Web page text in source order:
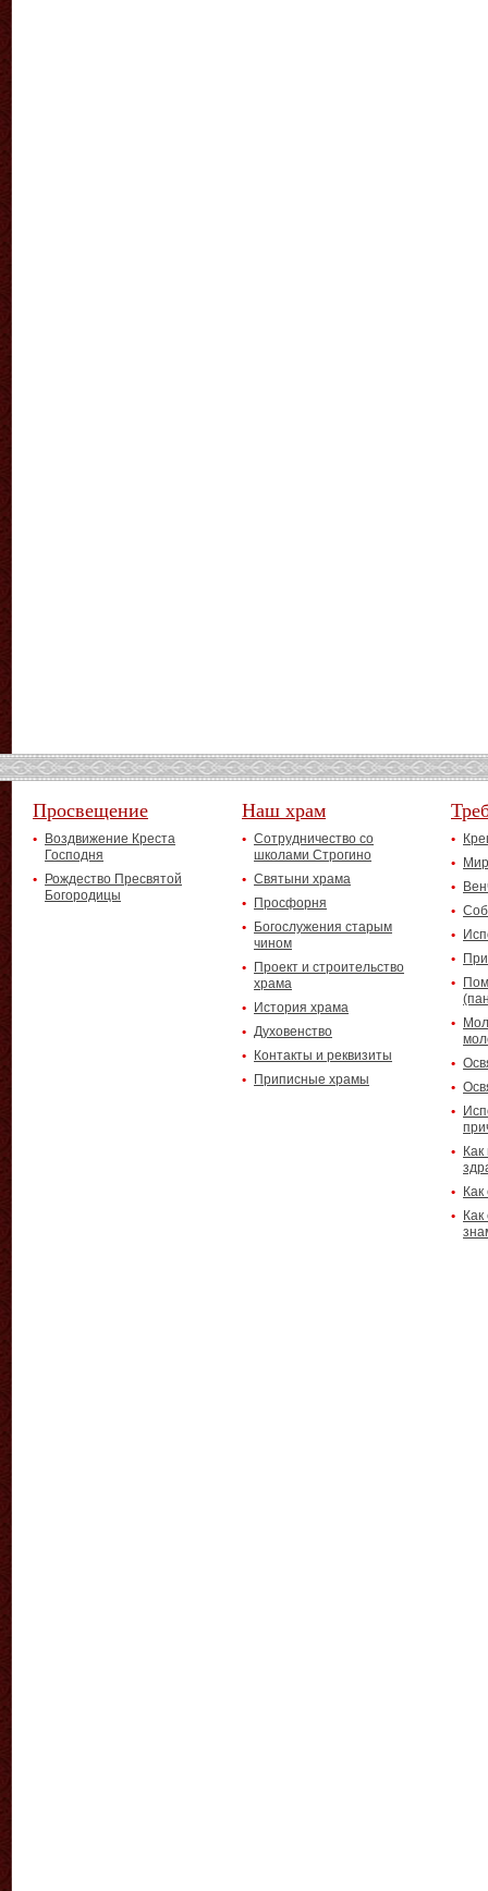
Просвещение
Воздвижение Креста
Господня
Рождество Пресвятой
Богородицы
Наш храм
Сотрудничество со
школами Строгино
Святыни храма
Просфорня
Богослужения старым
чином
Проект и строительство
храма
История храма
Духовенство
Контакты и реквизиты
Приписные храмы
Как